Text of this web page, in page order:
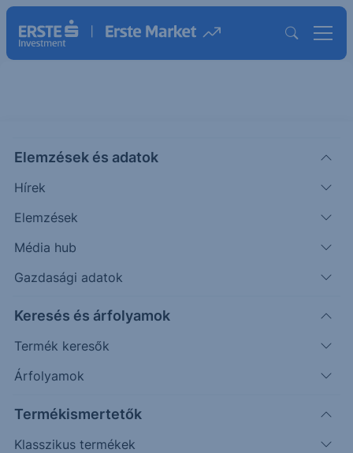
Elemzések és adatok
Hírek
Elemzések
Média hub
Gazdasági adatok
Keresés és árfolyamok
Termék keresők
Árfolyamok
Termékismertetők
Klasszikus termékek
ISIN: LU0055631609
104.49
Árfolyamértesítő rögzítése
Alap összehasonlítása
Alapkezelő
ISIN
LU0055631609